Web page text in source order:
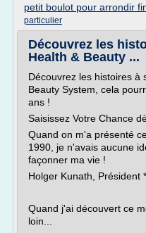
petit boulot pour arrondir
particulier
Découvrez les
Health & Beauty ...
Découvrez les histoires à
Beauty System, cela
ans !
Saisissez Votre Chance
Quand on m'a présenté
1990, je n'avais aucune
façonner ma vie !
Holger Kunath, Président
Quand j'ai découvert ce
loin...